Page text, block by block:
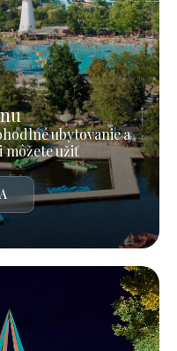
ubytovanie a
môžete užiť